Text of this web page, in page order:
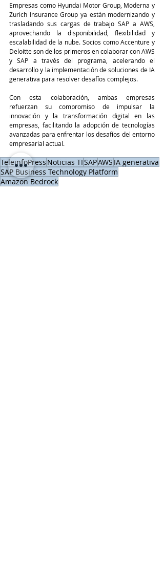
Empresas como Hyundai Motor Group, Moderna y
Zurich Insurance Group ya están modernizando y
trasladando sus cargas de trabajo SAP a AWS,
aprovechando la disponibilidad, flexibilidad y
escalabilidad de la nube. Socios como Accenture y
Deloitte son de los primeros en colaborar con AWS
y SAP a través del programa, acelerando el
desarrollo y la implementación de soluciones de IA
generativa para resolver desafíos complejos.
Con esta colaboración, ambas empresas
refuerzan su compromiso de impulsar la
innovación y la transformación digital en las
empresas, facilitando la adopción de tecnologías
avanzadas para enfrentar los desafíos del entorno
empresarial actual.
TeleinfoPress Noticias TISAPAWS IA generativa
SAP Business Technology Platform
Amazon Bedrock